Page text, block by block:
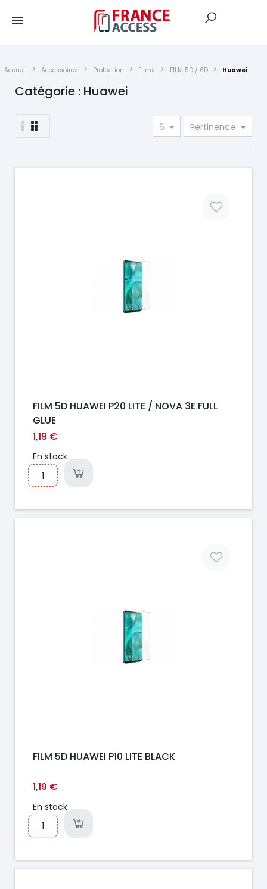
Accueil Accessoires Protection Films FILM 5D / 6D Huawei
Catégorie : Huawei
6 Pertinence
FILM 5D HUAWEI P20 LITE / NOVA 3E FULL
GLUE
1,19 €
En stock
FILM 5D HUAWEI P10 LITE BLACK
1,19 €
En stock